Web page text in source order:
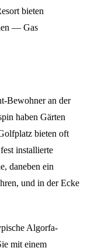
bieten
— Gas
Bewohner an der
haben Gärten
bieten oft
installierte
daneben ein
und in der Ecke
Algorfa-
mit einem